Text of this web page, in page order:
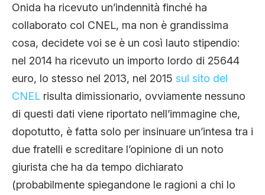
Onida ha ricevuto un’indennità finché ha
collaborato col CNEL, ma non è grandissima
cosa, decidete voi se è un così lauto stipendio:
nel 2014 ha ricevuto un importo lordo di 25644
euro, lo stesso nel 2013, nel 2015 sul sito del
CNEL risulta dimissionario, ovviamente nessuno
di questi dati viene riportato nell’immagine che,
dopotutto, è fatta solo per insinuare un’intesa tra i
due fratelli e screditare l’opinione di un noto
giurista che ha da tempo dichiarato
(probabilmente spiegandone le ragioni a chi lo